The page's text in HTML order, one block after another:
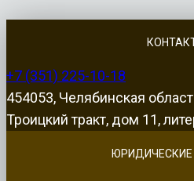
+7 (351) 225-10-18
454053, Челябинская
Троицкий тракт, дом 11,